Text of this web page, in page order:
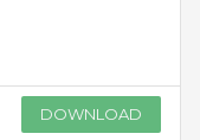
DOWNLOAD